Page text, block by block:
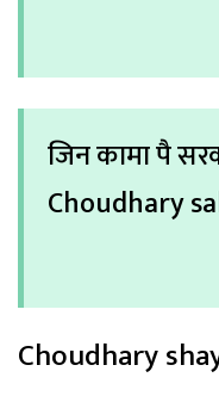
जिन कामा पै
Choudhary
Choudhary